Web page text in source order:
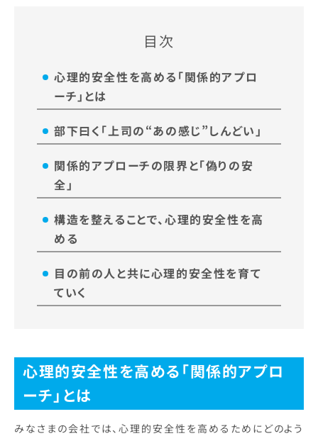
目次
心理的安全性を高める「関係的アプロ
ーチ」とは
部下曰く「上司の“あの感じ”しんどい」
関係的アプローチの限界と「偽りの安
全」
構造を整えることで、心理的安全性を高
める
目の前の人と共に心理的安全性を育て
ていく
心理的安全性を高める「関係的アプロ
ーチ」とは
みなさまの会社では、心理的安全性を高めるためにどのよう